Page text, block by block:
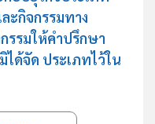
ะกิจกรรมทาง
รรมให้คำปรึกษา
ด้จัด ประเภทไว้ใน